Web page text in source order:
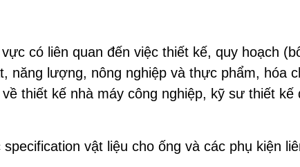
có liên quan đến việc thiết kế, quy hoạch
lượng, nông nghiệp và thực phẩm, hóa
thiết kế nhà máy công nghiệp, kỹ sư thiết
vật liệu cho ống và các phụ kiện